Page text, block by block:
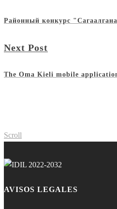
Районный конкурс
Next Post
The Oma Kieli mobile
Scroll
AVISOS LEGALES